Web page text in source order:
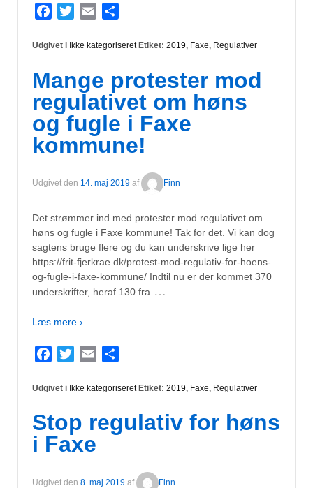
Facebook
TwitterEmail
Udgivet i Ikke kategoriseretEtiket: 2019, Faxe, Regulativer
Mange protester mod
regulativet om høns
og fugle i Faxe
kommune!
Udgivet den 14. maj 2019 af Finn
Det strømmer ind med protester mod regulativet om
høns og fugle i Faxe kommune! Tak for det. Vi kan dog
sagtens bruge flere og du kan underskrive lige her
https://frit-fjerkrae.dk/protest-mod-regulativ-for-hoens-
og-fugle-i-faxe-kommune/ Indtil nu er der kommet 370
underskrifter, heraf 130 fra …
Læs mere ›
Facebook
TwitterEmail
Udgivet i Ikke kategoriseretEtiket: 2019, Faxe, Regulativer
Stop regulativ for høns
i Faxe
Udgivet den 8. maj 2019 af Finn